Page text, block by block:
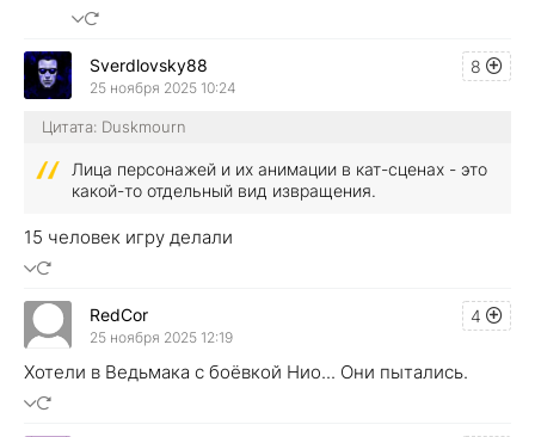
8
Sverdlovsky88
25 ноября 2025 10:24
Цитата: Duskmourn
Лица персонажей и их анимации в кат-сценах - это
какой-то отдельный вид извращения.
15 человек игру делали
4
RedCor
25 ноября 2025 12:19
Хотели в Ведьмака с боёвкой Нио... Они пытались.